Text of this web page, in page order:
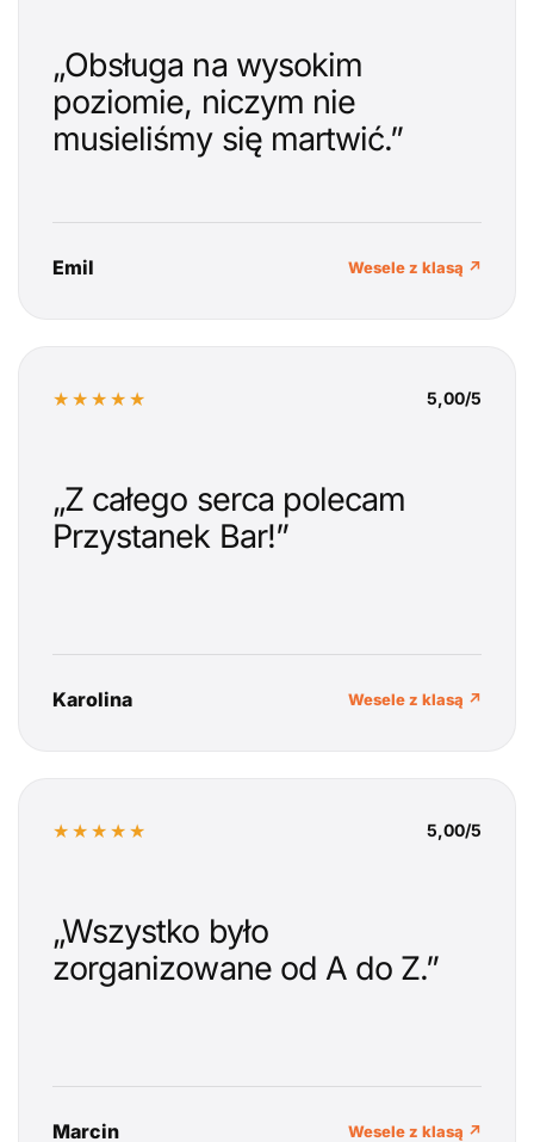
„Obsługa na wysokim
poziomie, niczym nie
musieliśmy się martwić.”
Emil Wesele z klasą ↗
★★★★★ 5,00/5
„Z całego serca polecam
Przystanek Bar!”
Karolina Wesele z klasą ↗
★★★★★ 5,00/5
„Wszystko było
zorganizowane od A do Z.”
Marcin Wesele z klasą ↗